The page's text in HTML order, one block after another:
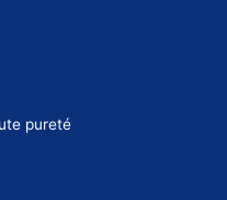
pureté